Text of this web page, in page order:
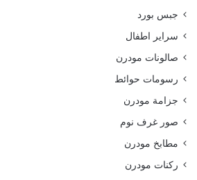
جبس بورد
سراير اطفال
صالونات مودرن
رسومات حوائط
جزامة مودرن
صور غرف نوم
مطابخ مودرن
ركنات مودرن